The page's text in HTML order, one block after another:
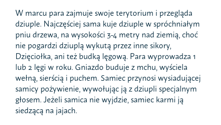
W marcu para zajmuje swoje terytorium i przegląda
dziuple. Najczęściej sama kuje dziuple w spróchniałym
pniu drzewa, na wysokości 3-4 metry nad ziemią, choć
nie pogardzi dziuplą wykutą przez inne sikory,
Dzięciołka, ani też budką lęgową. Para wyprowadza 1
lub 2 lęgi w roku. Gniazdo buduje z mchu, wyściela
wełną, sierścią i puchem. Samiec przynosi wysiadującej
samicy pożywienie, wywołując ją z dziupli specjalnym
głosem. Jeżeli samica nie wyjdzie, samiec karmi ją
siedzącą na jajach.